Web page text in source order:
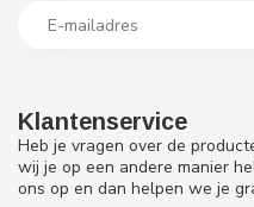
Klantenservice
Heb je vragen over de
wij je op een andere manier
ons op en dan helpen we je